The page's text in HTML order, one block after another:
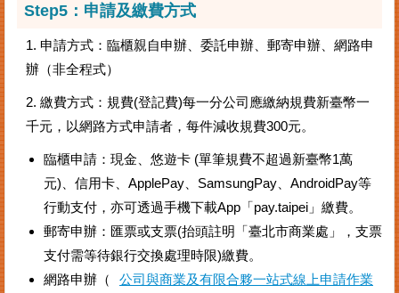
Step5：申請及繳費方式
1. 申請方式：臨櫃親自申辦、委託申辦、郵寄申辦、網路申
辦（非全程式）
2. 繳費方式：規費(登記費)每一分公司應繳納規費新臺幣一
千元，以網路方式申請者，每件減收規費300元。
臨櫃申請：現金、悠遊卡 (單筆規費不超過新臺幣1萬
元)、信用卡、ApplePay、SamsungPay、AndroidPay等
行動支付，亦可透過手機下載App「pay.taipei」繳費。
郵寄申辦：匯票或支票(抬頭註明「臺北市商業處」，支票
支付需等待銀行交換處理時限)繳費。
網路申辦（
公司與商業及有限合夥一站式線上申請作業